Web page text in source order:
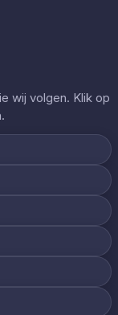
wij volgen. Klik op